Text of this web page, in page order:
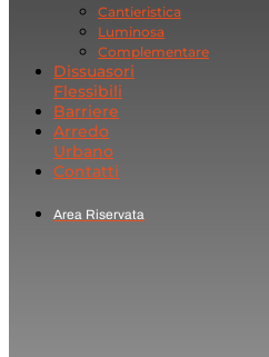
Cantieristica
Luminosa
Complementare
Dissuasori
Flessibili
Barriere
Arredo
Urbano
Contatti
Area Riservata